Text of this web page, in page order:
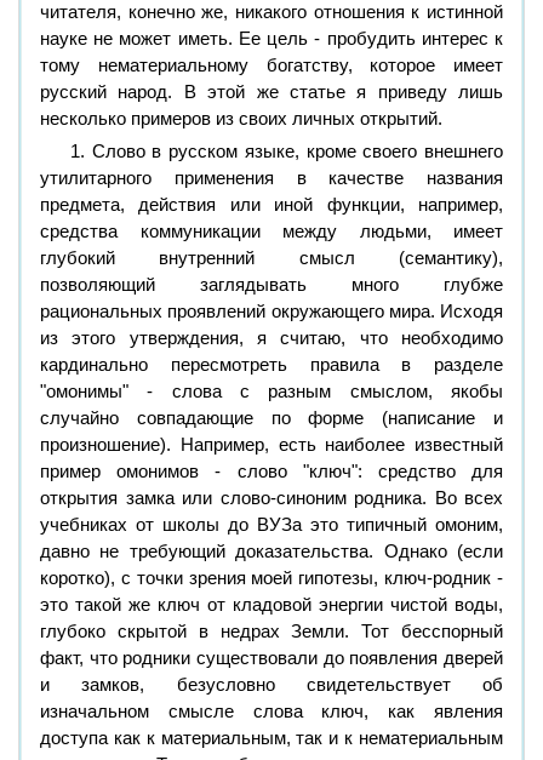
читателя, конечно же, никакого отношения к истинной
науке не может иметь. Ее цель - пробудить интерес к
тому нематериальному богатству, которое имеет
русский народ. В этой же статье я приведу лишь
несколько примеров из своих личных открытий.
1. Слово в русском языке, кроме своего внешнего
утилитарного применения в качестве названия
предмета, действия или иной функции, например,
средства коммуникации между людьми, имеет
глубокий внутренний смысл (семантику),
позволяющий заглядывать много глубже
рациональных проявлений окружающего мира. Исходя
из этого утверждения, я считаю, что необходимо
кардинально пересмотреть правила в разделе
"омонимы" - слова с разным смыслом, якобы
случайно совпадающие по форме (написание и
произношение). Например, есть наиболее известный
пример омонимов - слово "ключ": средство для
открытия замка или слово-синоним родника. Во всех
учебниках от школы до ВУЗа это типичный омоним,
давно не требующий доказательства. Однако (если
коротко), с точки зрения моей гипотезы, ключ-родник -
это такой же ключ от кладовой энергии чистой воды,
глубоко скрытой в недрах Земли. Тот бесспорный
факт, что родники существовали до появления дверей
и замков, безусловно свидетельствует об
изначальном смысле слова ключ, как явления
доступа как к материальным, так и к нематериальным